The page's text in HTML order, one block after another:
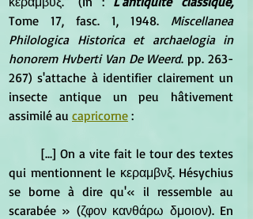
Tome 17, fasc. 1, 1948. Miscellanea
Philologica Historica et archaelogia in
honorem Hvberti Van De Weerd. pp. 263-
267) s'attache à identifier clairement un
insecte antique un peu hâtivement
assimilé au capricorne :
qui mentionnent le κεραμβνξ. Hésychius
se borne à dire qu'« il ressemble au
scarabée » (ζφον κανθάρω δμοιον). En